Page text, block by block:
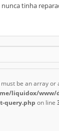
tinha
be an array or
liquidox/www/
query.php on line